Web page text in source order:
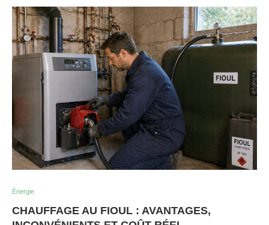
Énergie
CHAUFFAGE AU FIOUL : AVANTAGES,